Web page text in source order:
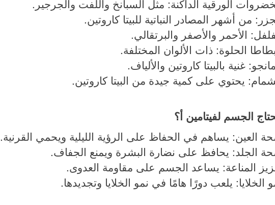
الورقية الداكنة: مثل السبانخ واللفت والجرجير.
من أشهر المصادر النباتية للبيتا كاروتين.
الأحمر والأصفر والبرتقالي.
الحلوة: ذات الألوان المختلفة.
غنية بالبيتا كاروتين والألياف.
يحتوي على كمية جيدة من البيتا كاروتين.
الجسم لفيتامين أ؟
العين: يساهم في الحفاظ على الرؤية الليلية ويحمي القرنية.
الجلد: يحافظ على نضارة البشرة ويمنع الجفاف.
المناعة: يساعد الجسم على مقاومة العدوى.
الخلايا: يلعب دورًا هامًا في نمو الخلايا وتجديدها.